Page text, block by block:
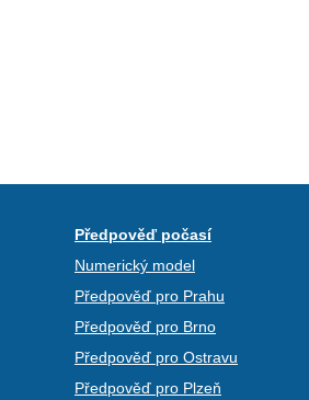
Předpověď počasí
Numerický model
Předpověď pro Prahu
Předpověď pro Brno
Předpověď pro Ostravu
Předpověď pro Plzeň